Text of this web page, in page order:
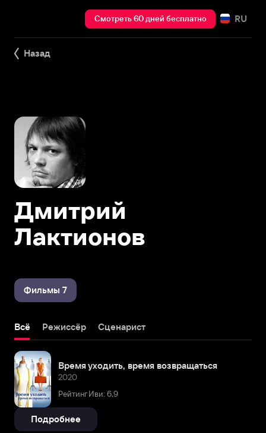
Смотреть 60 дней бесплатно RU
Назад
Дмитрий
Лактионов
Фильмы 7
Всё Режиссёр Сценарист
Время уходить, время возвращаться
2020
Рейтинг Иви: 6,9
Подробнее